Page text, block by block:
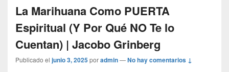
La Marihuana Como PUERTA
Espiritual (Y Por Qué NO Te lo
Cuentan) | Jacobo Grinberg
Publicado el junio 3, 2025poradmin—No hay comentarios ↓